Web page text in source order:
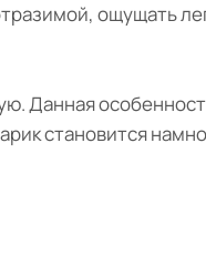
ощущать
Данная
становится